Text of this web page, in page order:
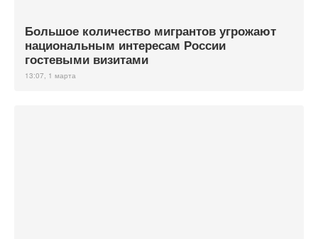
Большое количество мигрантов угрожают
национальным интересам России
гостевыми визитами
13:07, 1 марта